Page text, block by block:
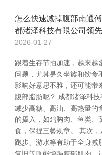
怎么快速减掉腹部南通
都渚泽科技有限公司领先
2026-01-27
跟着生存节拍加速，越来越
问题，尤其是久坐族和饮食
影响好意思不雅，还可能带
腹部脂肪呢？ 成都渚泽科技
减少高糖、高油、高热量的
的摄入，如鸡胸肉、鱼类、
食，保捏三餐规章。 其次，
跑步、游水等有助于全身减